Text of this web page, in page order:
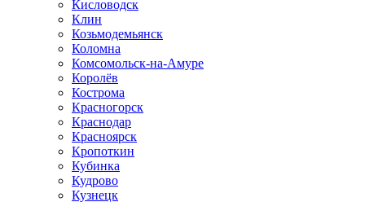
Кисловодск
Клин
Козьмодемьянск
Коломна
Комсомольск-на-Амуре
Королёв
Кострома
Красногорск
Краснодар
Красноярск
Кропоткин
Кубинка
Кудрово
Кузнецк